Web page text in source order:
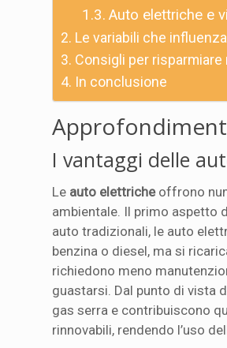
Auto elettriche e
Le variabili che
Consigli per risparmiare
In conclusione
I vantaggi delle
Le auto elettricheoffrono
ambientale. Il primo aspetto
auto tradizionali, le auto
benzina o diesel, ma si
richiedono meno
guastarsi. Dal punto di vista
gas serra e contribuiscono
rinnovabili, rendendo l’uso